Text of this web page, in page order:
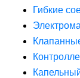
Гибкие